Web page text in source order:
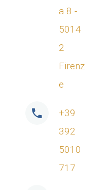
a 8 -
5014
2
Firenz
e
+39
392
5010
717